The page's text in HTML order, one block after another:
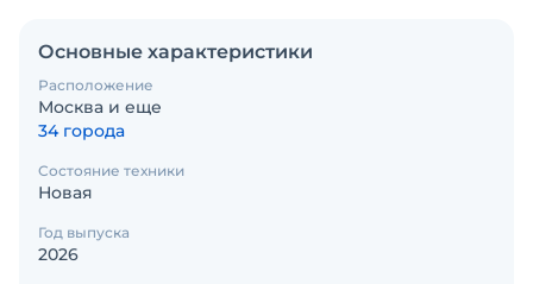
Основные характеристики
Расположение
Москва и еще
34 города
Состояние техники
Новая
Год выпуска
2026